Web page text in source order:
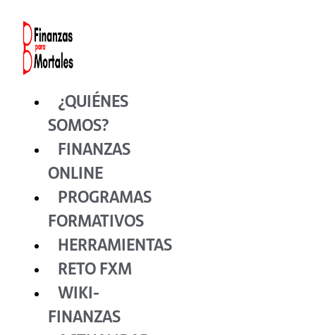
contenido
¿QUIÉNES
SOMOS?
FINANZAS
ONLINE
PROGRAMAS
FORMATIVOS
HERRAMIENTAS
RETO FXM
WIKI-
FINANZAS